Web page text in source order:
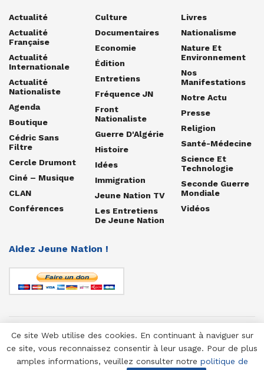
Actualité
Actualité
Française
Actualité
Internationale
Actualité
Nationaliste
Agenda
Boutique
Cédric Sans
Filtre
Cercle Drumont
Ciné – Musique
CLAN
Conférences
Culture
Documentaires
Economie
Édition
Entretiens
Fréquence JN
Front
Nationaliste
Guerre D'Algérie
Histoire
Idées
Immigration
Jeune Nation TV
Les Entretiens
De Jeune Nation
Livres
Nationalisme
Nature Et
Environnement
Nos
Manifestations
Notre Actu
Presse
Religion
Santé-Médecine
Science Et
Technologie
Seconde Guerre
Mondiale
Vidéos
Aidez Jeune Nation !
© 1958-2025 Jeune Nation
Ce site Web utilise des cookies. En continuant à naviguer sur
ce site, vous reconnaissez consentir à leur usage. Pour de plus
amples informations, veuillez consulter notre politique de